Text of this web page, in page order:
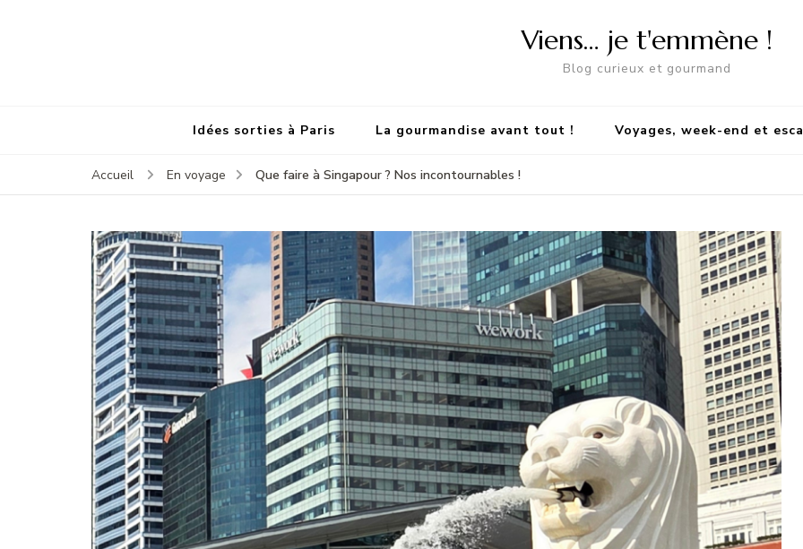
Viens… je t'emmène !
Blog curieux et gourmand
Idées sorties à Paris La gourmandise avant tout ! Voyages, week-end et
Accueil En voyage Que faire à Singapour ? Nos incontournables !